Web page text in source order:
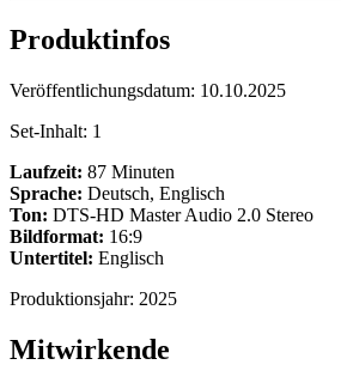
Produktinfos
Veröffentlichungsdatum: 10.10.2025
Set-Inhalt: 1
Laufzeit: 87 Minuten
Sprache: Deutsch, Englisch
Ton: DTS-HD Master Audio 2.0 Stereo
Bildformat: 16:9
Untertitel: Englisch
Produktionsjahr: 2025
Mitwirkende